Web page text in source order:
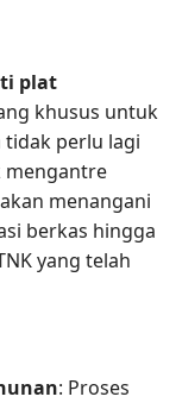
plat
khusus untuk
tidak perlu lagi
mengantre
menangani
berkas hingga
yang telah
: Proses